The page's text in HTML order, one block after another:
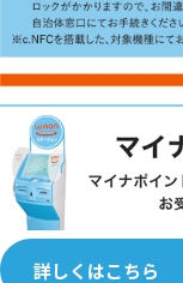
詳しくはこちら